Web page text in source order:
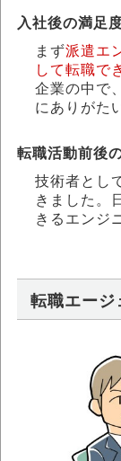
入社後の満足
まず派遣エ
して転職で
企業の中で
にありがた
転職活動前後
技術者とし
きました。
きるエンジ
転職エージ